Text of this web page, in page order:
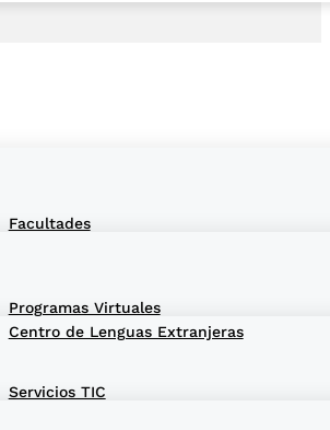
Facultades
Centro de Lenguas Extranjeras
Programas Virtuales
Servicios TIC